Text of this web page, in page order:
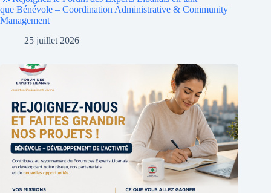
que Bénévole – Coordination Administrative & Community
Management
25 juillet 2026